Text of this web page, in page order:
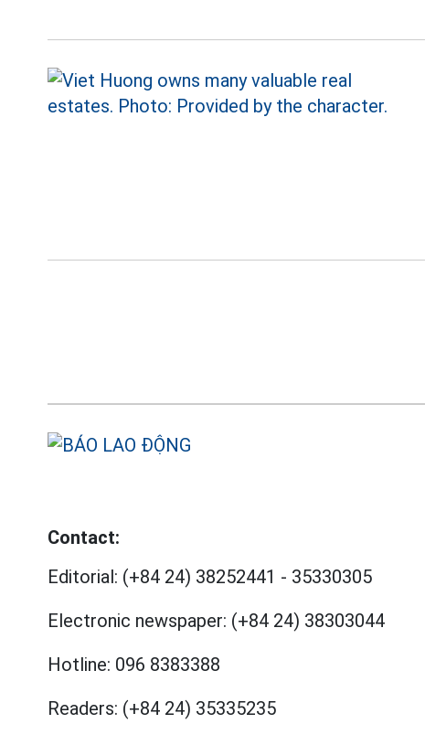
Contact:
Editorial: (+84 24) 38252441 - 35330305
Electronic newspaper: (+84 24) 38303044
Hotline: 096 8383388
Readers: (+84 24) 35335235